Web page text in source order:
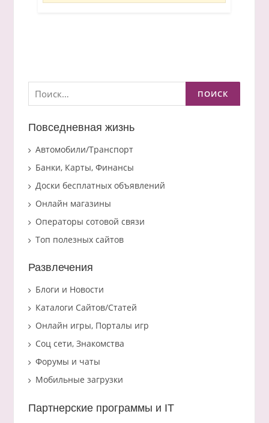
Найти:
Повседневная жизнь
Автомобили/Транспорт
Банки, Карты, Финансы
Доски бесплатных объявлений
Онлайн магазины
Операторы сотовой связи
Топ полезных сайтов
Развлечения
Блоги и Новости
Каталоги Сайтов/Статей
Онлайн игры, Порталы игр
Соц сети, Знакомства
Форумы и чаты
Мобильные загрузки
Партнерские программы и IT